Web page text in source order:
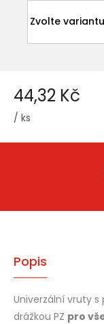
44,32 Kč
/ ks
cena:
Popis
Univerzální vruty
drážkou PZ pro